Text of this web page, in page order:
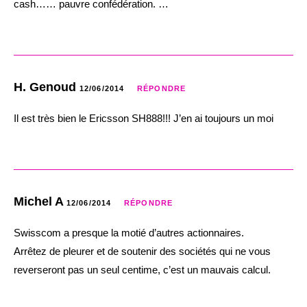
cash…… pauvre confédération. …
H. Genoud 12/06/2014 RÉPONDRE
Il est très bien le Ericsson SH888!!! J’en ai toujours un moi
Michel A 12/06/2014 RÉPONDRE
Swisscom a presque la motié d’autres actionnaires.
Arrêtez de pleurer et de soutenir des sociétés qui ne vous
reverseront pas un seul centime, c’est un mauvais calcul.